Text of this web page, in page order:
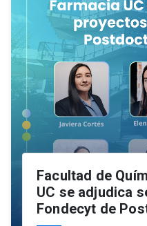
Facultad de
UC se adjudica
Fondecyt de